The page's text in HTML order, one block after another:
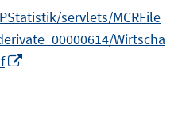
servlets/MCRFile
Wirtscha